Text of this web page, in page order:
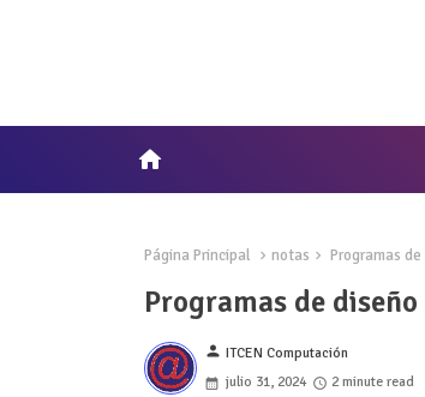
home
Página Principal notas Programas
Programas de
person ITCEN Computación
julio 31, 2024
2 minute read